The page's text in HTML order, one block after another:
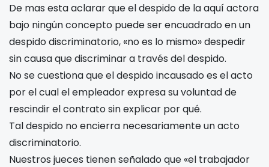
De mas esta aclarar que el despido de la aquí actora
bajo ningún concepto puede ser encuadrado en un
despido discriminatorio, «no es lo mismo» despedir
sin causa que discriminar a través del despido.
No se cuestiona que el despido incausado es el acto
por el cual el empleador expresa su voluntad de
rescindir el contrato sin explicar por qué.
Tal despido no encierra necesariamente un acto
discriminatorio.
Nuestros jueces tienen señalado que «el trabajador